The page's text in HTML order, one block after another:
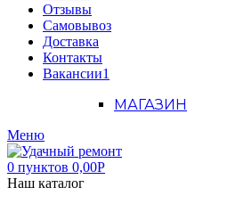
Отзывы
Самовывоз
Доставка
Контакты
Вакансии1
МАГАЗИН
Меню
0 пунктов 0,00Р
Наш каталог